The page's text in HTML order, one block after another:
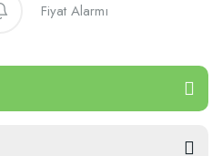
Fiyat Alarmı